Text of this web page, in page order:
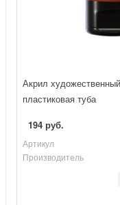
Акрил
пластиковая туба
194 руб.
Артикул
Производитель